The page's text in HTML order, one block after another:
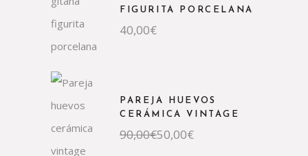
FIGURITA PORCELANA
40,00€
PAREJA HUEVOS
CERÁMICA VINTAGE
90,00€50,00€